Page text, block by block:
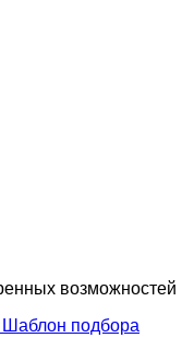
возможностей
Шаблон подбора